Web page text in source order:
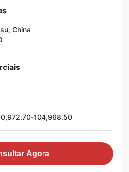
China
104,968.50
Agora